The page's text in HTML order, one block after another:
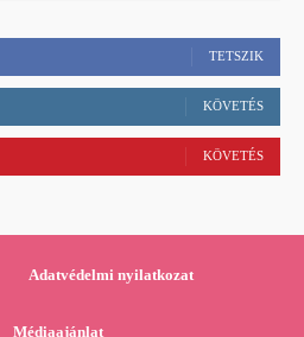
TETSZIK
KÖVETÉS
KÖVETÉS
Adatvédelmi nyilatkozat
Médiaajánlat